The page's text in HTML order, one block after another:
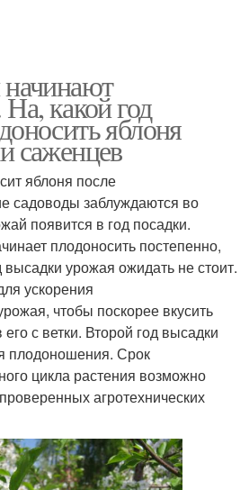
начинают
какой год
яблоня
саженцев
яблоня после
садоводы заблуждаются во
появится в год посадки.
плодоносить постепенно,
урожая ожидать не стоит.
ускорения
чтобы поскорее вкусить
с ветки. Второй год высадки
плодоношения. Срок
цикла растения возможно
агротехнических